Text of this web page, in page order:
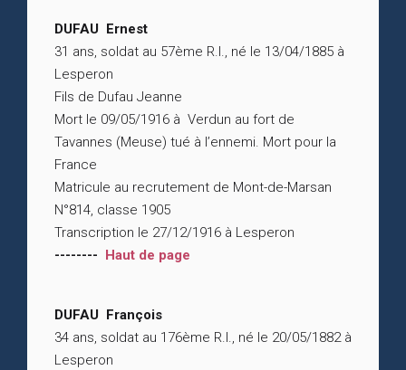
DUFAU Ernest
31 ans, soldat au 57ème R.I., né le 13/04/1885 à
Lesperon
Fils de Dufau Jeanne
Mort le 09/05/1916 à Verdun au fort de
Tavannes (Meuse) tué à l’ennemi. Mort pour la
France
Matricule au recrutement de Mont-de-Marsan
N°814, classe 1905
Transcription le 27/12/1916 à Lesperon
-------- Haut de page
DUFAU François
34 ans, soldat au 176ème R.I., né le 20/05/1882 à
Lesperon